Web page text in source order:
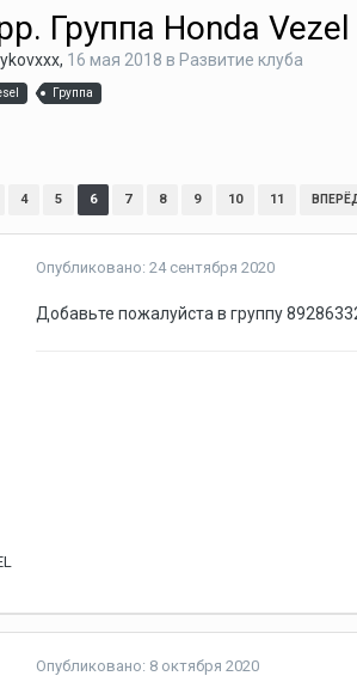
Группа Honda Vezel
, 16 мая 2018 в Развитие клуба
Группа
4 5 6 7 8 9 10 11
Опубликовано: 24 сентября 2020
Добавьте пожалуйста в группу
Опубликовано: 8 октября 2020